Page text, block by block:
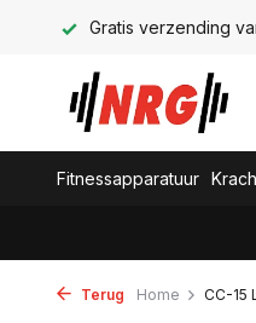
Gratis verzending
Fitnessapparatuur
Terug Home CC-15